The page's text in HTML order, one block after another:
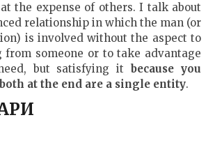
the expense of others. I talk about
relationship in which the man (or
is involved without the aspect to
from someone or to take advantage
need, but satisfying itbecause you
at the end are a single entity.